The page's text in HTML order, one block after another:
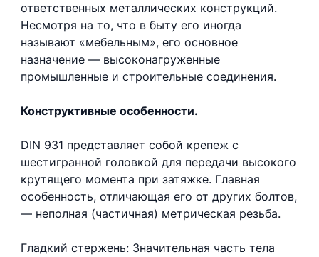
ответственных металлических конструкций.
Несмотря на то, что в быту его иногда
называют «мебельным», его основное
назначение — высоконагруженные
промышленные и строительные соединения.
Конструктивные особенности.
DIN 931 представляет собой крепеж с
шестигранной головкой для передачи высокого
крутящего момента при затяжке. Главная
особенность, отличающая его от других болтов,
— неполная (частичная) метрическая резьба.
Гладкий стержень: Значительная часть тела